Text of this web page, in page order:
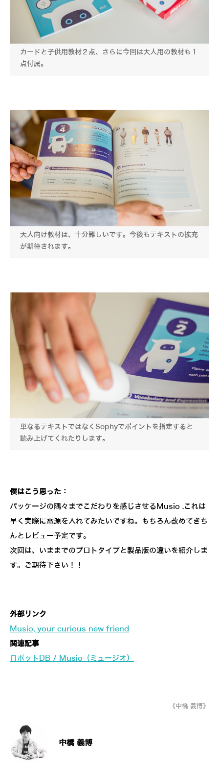
カードと子供用教材２点、さらに今回は大人用の教材も１
点付属。
大人向け教材は、十分難しいです。今後もテキストの拡充
が期待されます。
単なるテキストではなくSophyでポイントを指定すると
読み上げてくれたりします。
僕はこう思った：
パッケージの隅々までこだわりを感じさせるMusio .これは
早く実際に電源を入れてみたいですね。もちろん改めてきち
んとレビュー予定です。
次回は、いままでのプロトタイプと製品版の違いを紹介しま
す。ご期待下さい！！
外部リンク
Musio, your curious new friend
関連記事
ロボットDB / Musio（ミュージオ）
《中橋 義博》
中橋 義博